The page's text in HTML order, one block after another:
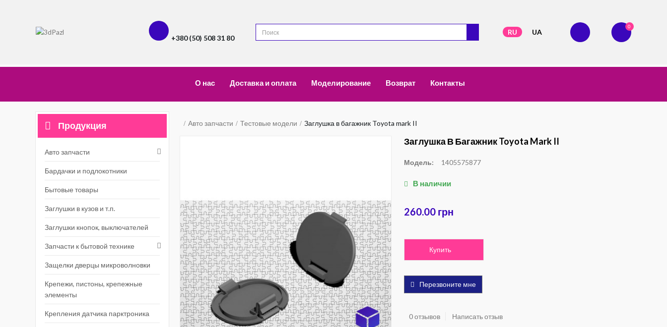
+380 (50) 508 31 80
RU UA
0
О нас Доставка и оплата Моделирование Возврат Контакты
Продукция
Авто запчасти
Бардачки и подлокотники
Бытовые товары
Заглушки в кузов и т.п.
Заглушки кнопок, выключателей
Запчасти к бытовой технике
Защелки дверцы микроволновки
Крепежи, пистоны, крепежные
элементы
Крепления датчика парктроника
Авто запчасти Тестовые модели Заглушка в багажник Toyota mark II
Заглушка В Багажник Toyota Mark II
Модель: 1405575877
В наличии
260.00 грн
Купить
Перезвоните мне
0 отзывов Написать отзыв